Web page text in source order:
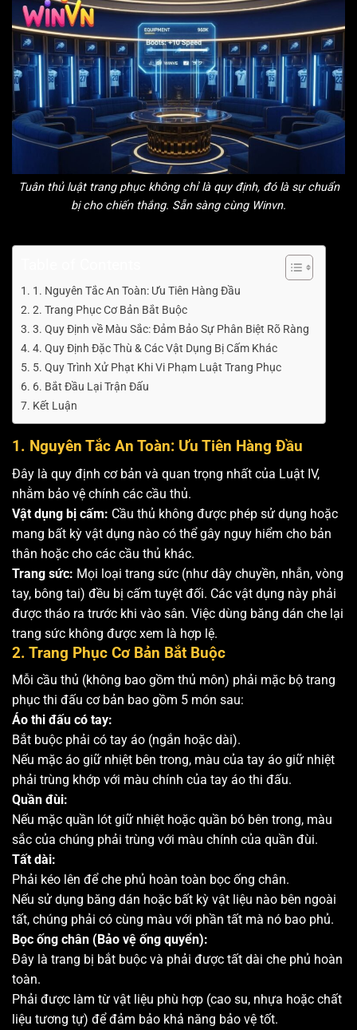
Tuân thủ luật trang phục không chỉ là quy định, đó là sự chuẩn
bị cho chiến thắng. Sẵn sàng cùng Winvn.
1. Nguyên Tắc An Toàn: Ưu Tiên Hàng Đầu
2. Trang Phục Cơ Bản Bắt Buộc
3. Quy Định về Màu Sắc: Đảm Bảo Sự Phân Biệt Rõ Ràng
4. Quy Định Đặc Thù & Các Vật Dụng Bị Cấm Khác
5. Quy Trình Xử Phạt Khi Vi Phạm Luật Trang Phục
6. Bắt Đầu Lại Trận Đấu
Kết Luận
1. Nguyên Tắc An Toàn: Ưu Tiên Hàng Đầu
Đây là quy định cơ bản và quan trọng nhất của Luật IV,
nhằm bảo vệ chính các cầu thủ.
Vật dụng bị cấm: Cầu thủ không được phép sử dụng hoặc
mang bất kỳ vật dụng nào có thể gây nguy hiểm cho bản
thân hoặc cho các cầu thủ khác.
Trang sức: Mọi loại trang sức (như dây chuyền, nhẫn, vòng
tay, bông tai) đều bị cấm tuyệt đối. Các vật dụng này phải
được tháo ra trước khi vào sân. Việc dùng băng dán che lại
trang sức không được xem là hợp lệ.
2. Trang Phục Cơ Bản Bắt Buộc
Mỗi cầu thủ (không bao gồm thủ môn) phải mặc bộ trang
phục thi đấu cơ bản bao gồm 5 món sau:
Áo thi đấu có tay:
Bắt buộc phải có tay áo (ngắn hoặc dài).
Nếu mặc áo giữ nhiệt bên trong, màu của tay áo giữ nhiệt
phải trùng khớp với màu chính của tay áo thi đấu.
Quần đùi:
Nếu mặc quần lót giữ nhiệt hoặc quần bó bên trong, màu
sắc của chúng phải trùng với màu chính của quần đùi.
Tất dài:
Phải kéo lên để che phủ hoàn toàn bọc ống chân.
Nếu sử dụng băng dán hoặc bất kỳ vật liệu nào bên ngoài
tất, chúng phải có cùng màu với phần tất mà nó bao phủ.
Bọc ống chân (Bảo vệ ống quyển):
Đây là trang bị bắt buộc và phải được tất dài che phủ hoàn
toàn.
Phải được làm từ vật liệu phù hợp (cao su, nhựa hoặc chất
liệu tương tự) để đảm bảo khả năng bảo vệ tốt.